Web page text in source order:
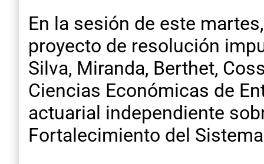
En la sesión de este
proyecto de resolución
Silva, Miranda, Berthet,
Ciencias Económicas de
actuarial independiente
Fortalecimiento del